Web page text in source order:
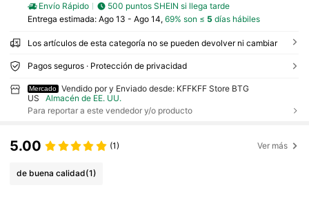
Envío Rápido
500 puntos SHEIN si llega tarde
Entrega estimada: Ago 13 - Ago 14, 69% son ≤ 5 días hábiles
Los artículos de esta categoría no se pueden devolver ni cambiar
Pagos seguros · Protección de privacidad
Mercado
Vendido por y Enviado desde: KFFKFF Store BTG
US
Almacén de EE. UU.
Para reportar a este vendedor y/o producto
5.00 (1) Ver más
de buena calidad(1)